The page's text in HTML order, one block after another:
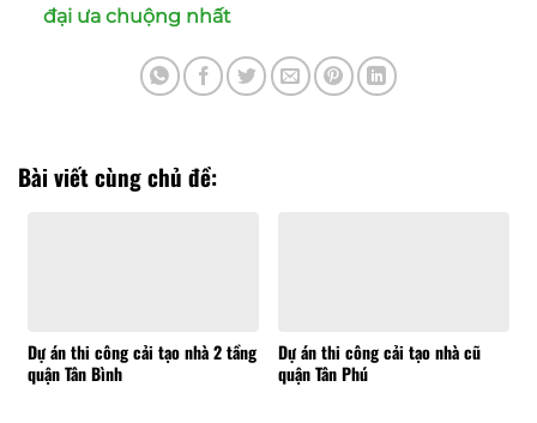
đại ưa chuộng nhất
Bài viết cùng chủ đề:
Dự án thi công cải tạo nhà 2 tầng
quận Tân Bình
Dự án thi công cải tạo nhà cũ
quận Tân Phú